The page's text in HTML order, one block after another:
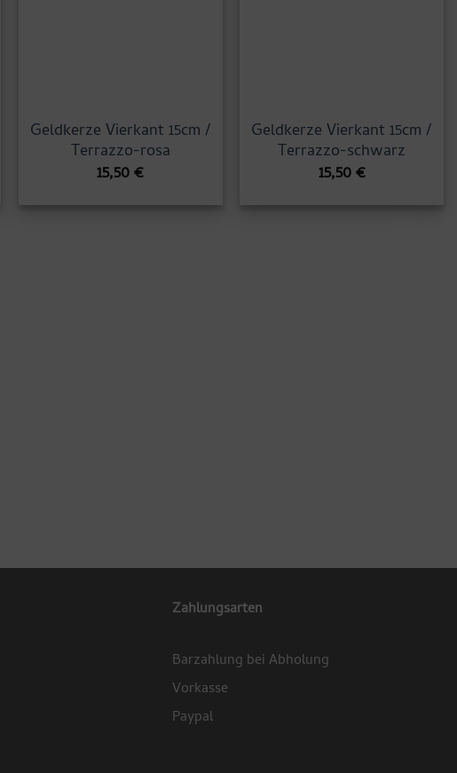
Geldkerze Vierkant 15cm /
Terrazzo-rosa
15,50€
Geldkerze Vierkant 15cm /
Terrazzo-schwarz
15,50€
Zahlungsarten
Barzahlung bei Abholung
Vorkasse
Paypal